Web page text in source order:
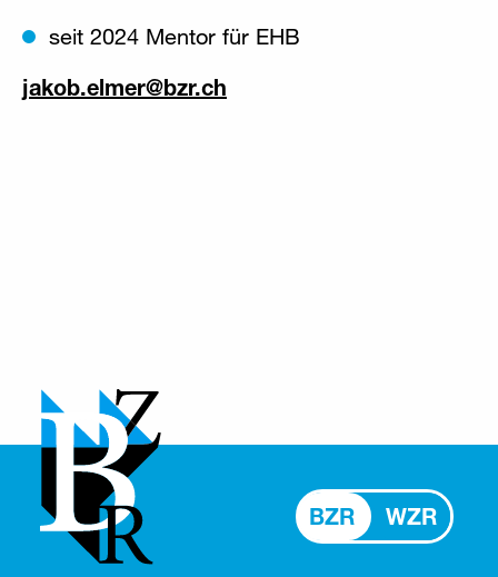
seit 2024 Mentor für EHB
jakob.elmer@bzr.ch
BZR WZR